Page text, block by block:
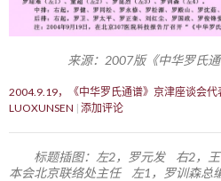
来源：2007版《中华罗氏
2004.9.19，《中华罗氏通谱》京津座谈会代
LUOXUNSEN 添加评论
标题插图：左2，罗元发 右2，
本会北京联络处主任 左1，罗训森总